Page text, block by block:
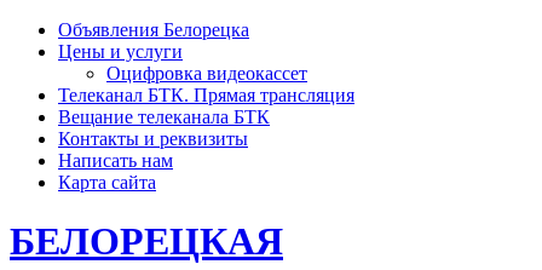
Объявления Белорецка
Цены и услуги
Оцифровка видеокассет
Телеканал БТК. Прямая трансляция
Вещание телеканала БТК
Контакты и реквизиты
Написать нам
Карта сайта
БЕЛОРЕЦКАЯ